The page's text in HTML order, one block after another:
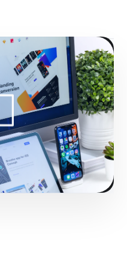
você, montaje do
Com resultados
Janeiro.